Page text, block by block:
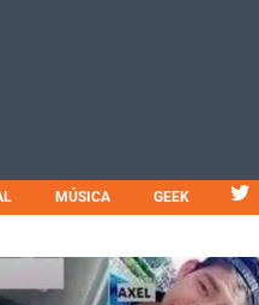
MÚSICA GEEK